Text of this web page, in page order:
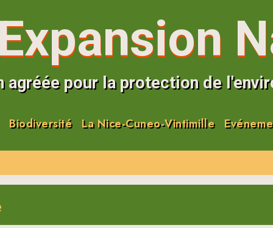
agréée pour la protection de
Biodiversité La Nice-Cuneo-Vintimille